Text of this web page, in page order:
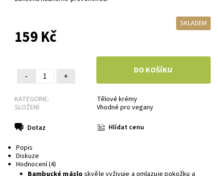
SKLADEM
159 Kč
- +
KATEGORIE:
Tělové krémy
SLOŽENÍ:
Vhodné pro vegany
Dotaz Hlídat cenu
Popis
Diskuze
Hodnocení (4)
Bambucké máslo skvěle vyživuje a omlazuje pokožku a